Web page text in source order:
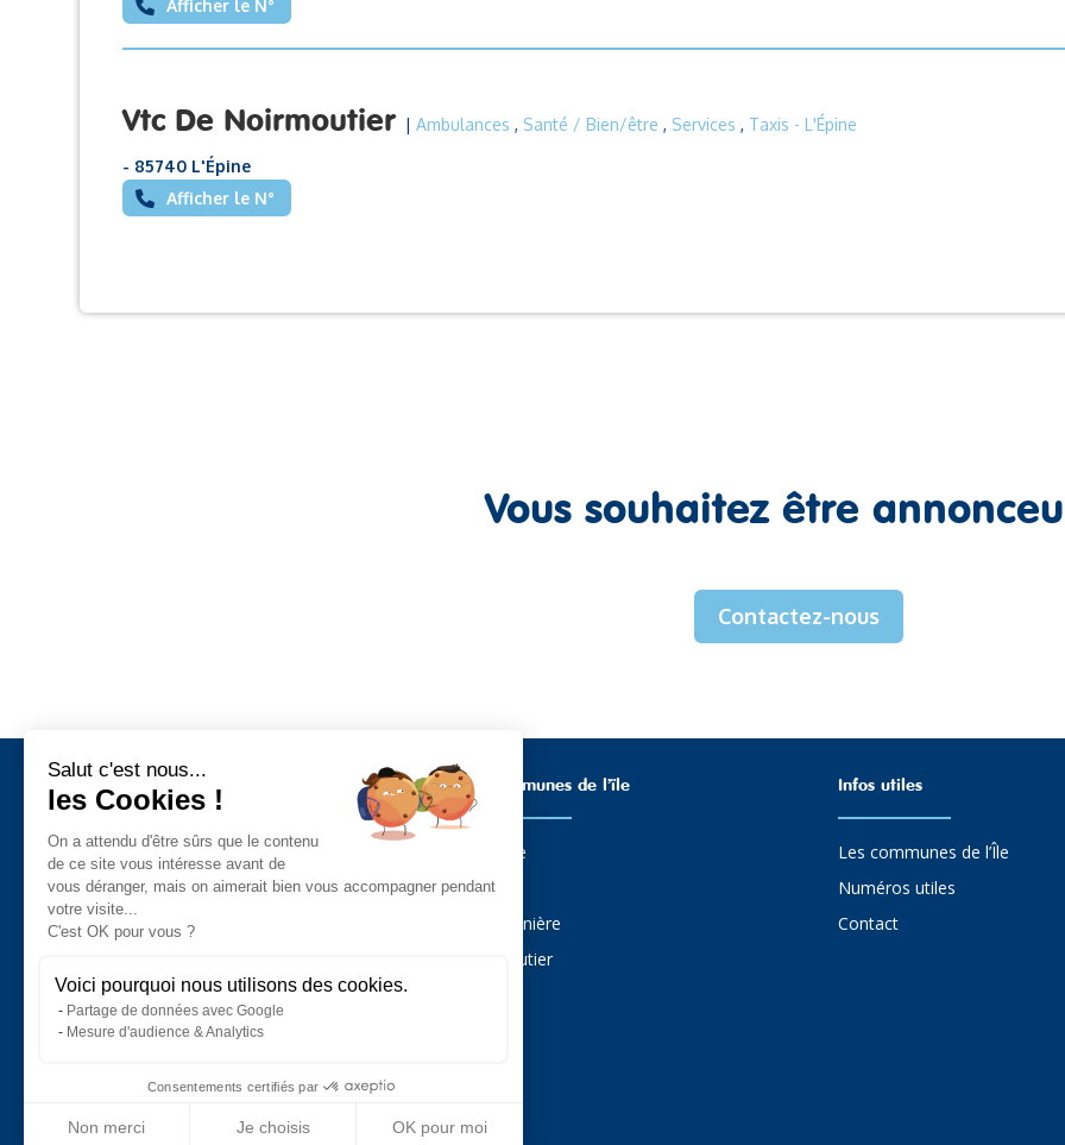
Afficher le N°
Vtc De Noirmoutier |Ambulances , Santé / Bien/être , Services , Taxis - L'Épine
- 85740 L'Épine
Afficher le N°
Vous souhaitez être
Contactez-nous
Administration - Services Public
Agriculture - Animaux - Jardin
Alimentaire
Art - Artisanat - Antiquités
Auto - Moto - Camping-Car - Cycles
Bateau - Plaisance
Bâtiment - Construction - Immobilier
Commerce
Esthétique - Beauté
Santé - Bien-être
Vacances - Hébergement
Les Communes de l’ïle
Barbâtre
L’Épine
La Guérinière
Noirmoutier
Infos utiles
Les communes de l’Île
Numéros utiles
Contact
Salut c'est nous...
les Cookies !
On a attendu d'être sûrs que le contenu
de ce site vous intéresse avant de
vous déranger, mais on aimerait bien vous accompagner pendant
votre visite...
C'est OK pour vous ?
Voici pourquoi nous utilisons des cookies.
Partage de données avec Google
Mesure d'audience & Analytics
Consentements certifiés par
Non merci Je choisis OK pour moi